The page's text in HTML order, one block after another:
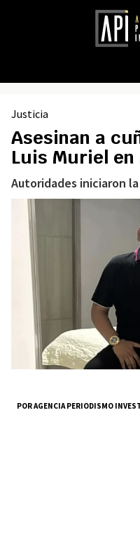
Justicia
Asesinan a
Luis Muriel en
Autoridades iniciaron
POR AGENCIA PERIODISMO